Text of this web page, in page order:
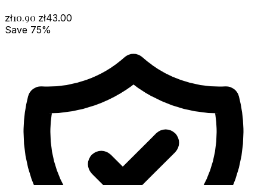
zł10.90 zł43.00
Save 75%